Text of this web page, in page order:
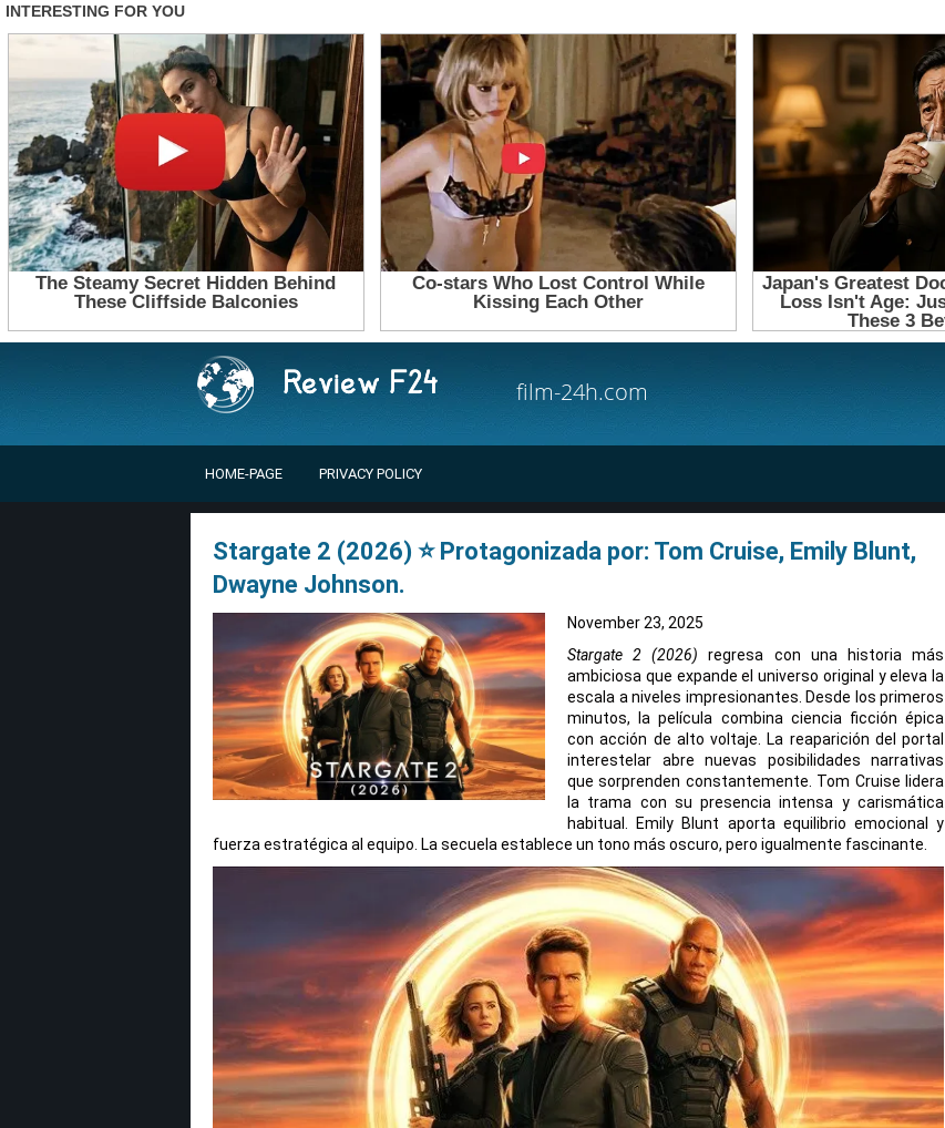
film-24h.com
HOME-PAGE PRIVACY POLICY
Stargate 2 (2026) ⭐ Protagonizada por: Tom Cruise, Emily Blunt,
Dwayne Johnson.
November 23, 2025
Stargate 2 (2026) regresa con una historia más
ambiciosa que expande el universo original y eleva la
escala a niveles impresionantes. Desde los primeros
minutos, la película combina ciencia ficción épica
con acción de alto voltaje. La reaparición del portal
interestelar abre nuevas posibilidades narrativas
que sorprenden constantemente. Tom Cruise lidera
la trama con su presencia intensa y carismática
habitual. Emily Blunt aporta equilibrio emocional y
fuerza estratégica al equipo. La secuela establece un tono más oscuro, pero igualmente fascinante.